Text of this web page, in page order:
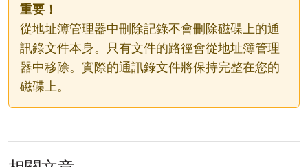
重要！
從地址簿管理器中刪除記錄不會刪除磁碟上的通
訊錄文件本身。只有文件的路徑會從地址簿管理
器中移除。實際的通訊錄文件將保持完整在您的
磁碟上。